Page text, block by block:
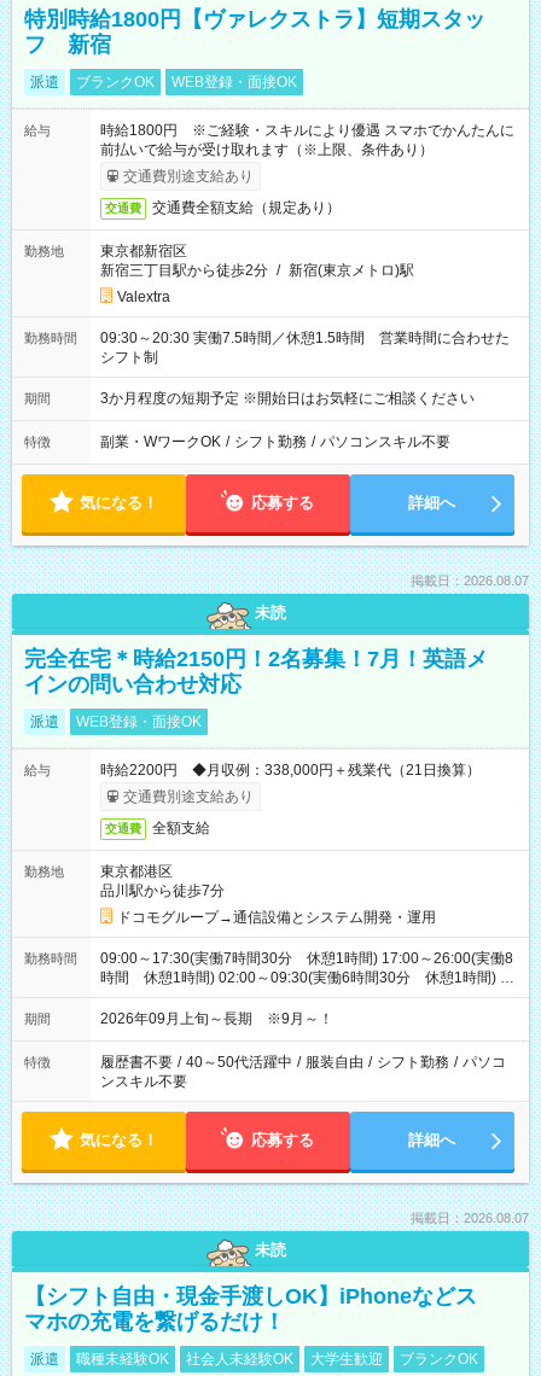
特別時給1800円【ヴァレクストラ】短期スタッ
フ 新宿
派遣 ブランクOK WEB登録・面接OK
給与
時給1800円 ※ご経験・スキルにより優遇 スマホでかんたんに
前払いで給与が受け取れます（※上限、条件あり）
交通費別途支給あり
交通費 交通費全額支給（規定あり）
勤務地
東京都新宿区
新宿三丁目駅から徒歩2分 / 新宿(東京メトロ)駅
Valextra
勤務時間
09:30～20:30 実働7.5時間／休憩1.5時間 営業時間に合わせた
シフト制
期間 3か月程度の短期予定 ※開始日はお気軽にご相談ください
特徴 副業・WワークOK / シフト勤務 / パソコンスキル不要
気になる！ 応募する 詳細へ
掲載日：2026.08.07
未読
完全在宅＊時給2150円！2名募集！7月！英語メ
インの問い合わせ対応
派遣 WEB登録・面接OK
給与
時給2200円 ◆月収例：338,000円＋残業代（21日換算）
交通費別途支給あり
交通費 全額支給
勤務地
東京都港区
品川駅から徒歩7分
ドコモグループ→通信設備とシステム開発・運用
勤務時間
09:00～17:30(実働7時間30分 休憩1時間) 17:00～26:00(実働8
時間 休憩1時間) 02:00～09:30(実働6時間30分 休憩1時間) ※
日勤は就業時間1/夜勤は就業時間2.3を連続で行って頂きます
期間 2026年09月上旬～長期 ※9月～！
特徴 履歴書不要 / 40～50代活躍中 / 服装自由 / シフト勤務 / パソコ
ンスキル不要
気になる！ 応募する 詳細へ
掲載日：2026.08.07
未読
【シフト自由・現金手渡しOK】iPhoneなどス
マホの充電を繋げるだけ！
派遣 職種未経験OK 社会人未経験OK 大学生歓迎 ブランクOK